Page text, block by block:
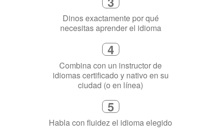
Dinos exactamente por qué
necesitas aprender el idioma
Combina con un instructor de
idiomas certificado y nativo en su
ciudad (o en línea)
Habla con fluidez el idioma elegido